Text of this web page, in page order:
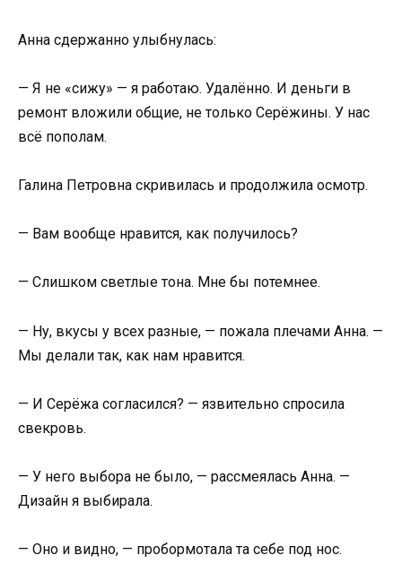
Анна сдержанно улыбнулась:
— Я не «сижу» — я работаю. Удалённо. И деньги в
ремонт вложили общие, не только Серёжины. У нас
всё пополам.
Галина Петровна скривилась и продолжила осмотр.
— Вам вообще нравится, как получилось?
— Слишком светлые тона. Мне бы потемнее.
— Ну, вкусы у всех разные, — пожала плечами Анна. —
Мы делали так, как нам нравится.
— И Серёжа согласился? — язвительно спросила
свекровь.
— У него выбора не было, — рассмеялась Анна. —
Дизайн я выбирала.
— Оно и видно, — пробормотала та себе под нос.